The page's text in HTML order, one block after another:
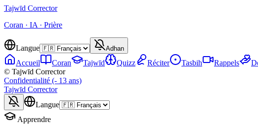
Tajwīd Corrector
Coran · IA · Prière
Langue Adhan
Accueil Coran Tajwīd Quizz Réciter Tasbih Rappels
© Tajwīd Corrector
Confidentialité (- 13 ans)
Tajwīd Corrector
Langue
Apprendre